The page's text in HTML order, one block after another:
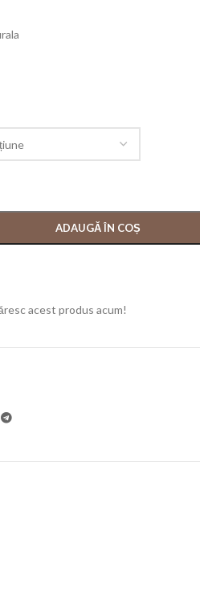
ADAUGĂ ÎN COȘ
acest produs acum!